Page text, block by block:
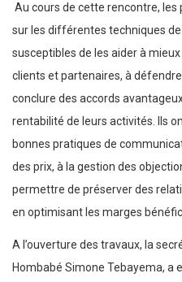
Au cours de cette rencontre,
sur les différentes techniques
susceptibles de les aider à
clients et partenaires, à
conclure des accords
rentabilité de leurs activités. Ils
bonnes pratiques de
des prix, à la gestion des
permettre de préserver des
en optimisant les marges
A l’ouverture des travaux, la
Hombabé Simone Tebayema, a